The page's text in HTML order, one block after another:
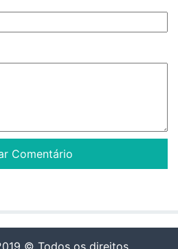
© Todos os direitos